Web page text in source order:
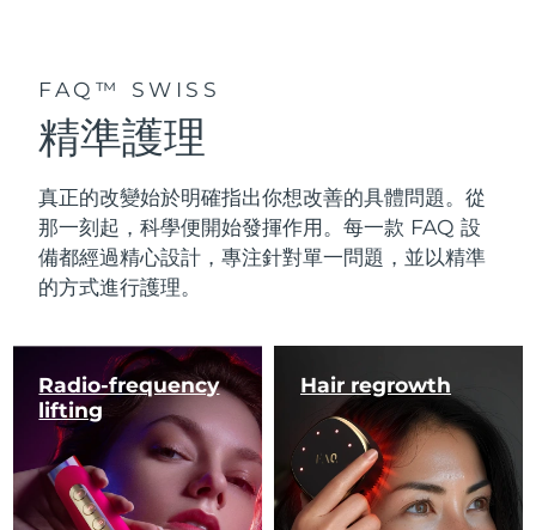
FAQ™ SWISS
精準護理
真正的改變始於明確指出你想改善的具體問題。從
那一刻起，科學便開始發揮作用。每一款 FAQ 設
備都經過精心設計，專注針對單一問題，並以精準
的方式進行護理。
Radio-frequency
lifting
Hair regrowth